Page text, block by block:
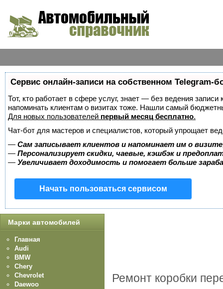
Сервис онлайн-записи на собственном Telegram-
Тот, кто работает в сфере услуг, знает — без ведения
напоминать клиентам о визитах тоже. Нашли самый
Для новых пользователей первый месяц бесплатно.
Чат-бот для мастеров и специалистов, который упрощает
— Сам записывает клиентов и напоминает им о
— Персонализирует скидки, чаевые, кэшбэк и
— Увеличивает доходимость и помогает больше
Начать пользоваться сервисом
Ремонт коробки
Марки автомобилей
Главная
Audi
BMW
Chery
Chevrolet
Daewoo